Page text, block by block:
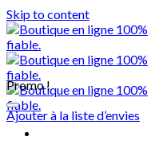
Skip to content
Promo !
Ajouter à la liste d’envies